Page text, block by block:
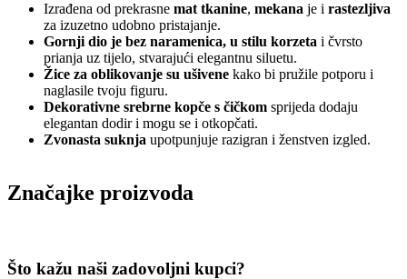
Izrađena od prekrasne mat tkanine, mekana je i rastezljiva
za izuzetno udobno pristajanje.
Gornji dio je bez naramenica, u stilu korzeta i čvrsto
prianja uz tijelo, stvarajući elegantnu siluetu.
Žice za oblikovanje su ušivene kako bi pružile potporu i
naglasile tvoju figuru.
Dekorativne srebrne kopče s čičkom sprijeda dodaju
elegantan dodir i mogu se i otkopčati.
Zvonasta suknja upotpunjuje razigran i ženstven izgled.
Značajke proizvoda
Što kažu naši zadovoljni kupci?